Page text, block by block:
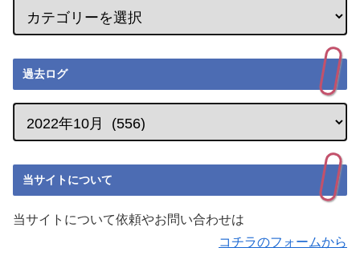
過去ログ
当サイトについて
当サイトについて依頼やお問い合わせは
コチラのフォームから